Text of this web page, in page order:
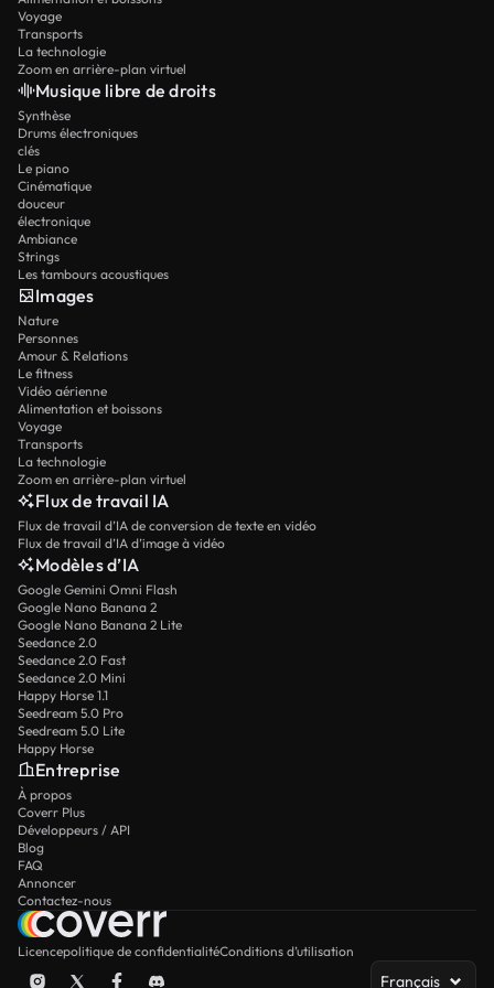
Voyage
Transports
La technologie
Zoom en arrière-plan virtuel
Musique libre de droits
Synthèse
Drums électroniques
clés
Le piano
Cinématique
douceur
électronique
Ambiance
Strings
Les tambours acoustiques
Images
Nature
Personnes
Amour & Relations
Le fitness
Vidéo aérienne
Alimentation et boissons
Voyage
Transports
La technologie
Zoom en arrière-plan virtuel
Flux de travail IA
Flux de travail d’IA de conversion de texte en vidéo
Flux de travail d’IA d’image à vidéo
Modèles d’IA
Google Gemini Omni Flash
Google Nano Banana 2
Google Nano Banana 2 Lite
Seedance 2.0
Seedance 2.0 Fast
Seedance 2.0 Mini
Happy Horse 1.1
Seedream 5.0 Pro
Seedream 5.0 Lite
Happy Horse
Entreprise
À propos
Coverr Plus
Développeurs / API
Blog
FAQ
Annoncer
Contactez-nous
Licencepolitique de confidentialitéConditions d’utilisation
Français